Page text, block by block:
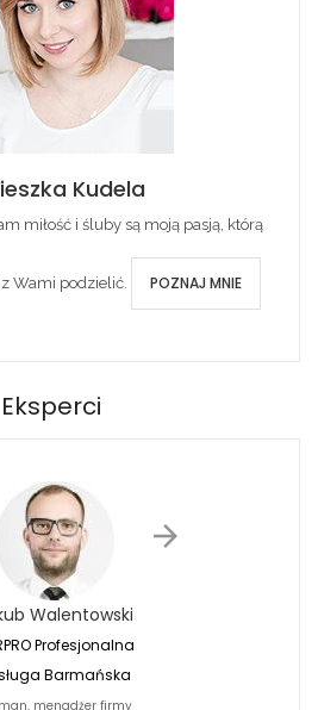
Kudela
miłość i śluby są moją pasją, którą
Wami podzielić. POZNAJ MNIE
Eksperci
Walentowski
Profesjonalna
Barmańska
menadżer firmy